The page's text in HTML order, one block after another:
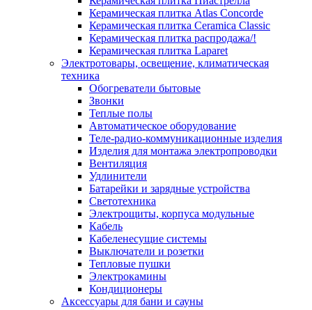
Керамическая плитка Atlas Concorde
Керамическая плитка Ceramica Classic
Керамическая плитка распродажа/!
Керамическая плитка Laparet
Электротовары, освещение, климатическая
техника
Обогреватели бытовые
Звонки
Теплые полы
Автоматическое оборудование
Теле-радио-коммуникационные изделия
Изделия для монтажа электропроводки
Вентиляция
Удлинители
Батарейки и зарядные устройства
Светотехника
Электрощиты, корпуса модульные
Кабель
Кабеленесущие системы
Выключатели и розетки
Тепловые пушки
Электрокамины
Кондиционеры
Аксессуары для бани и сауны